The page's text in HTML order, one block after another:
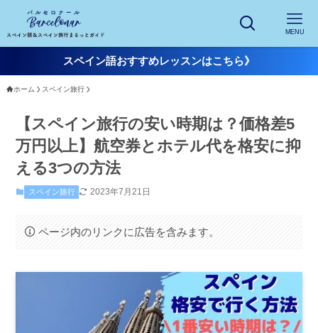
MENU
スペイン語おすすめレッスンはこちら》
ホーム スペイン旅行
【スペイン旅行の安い時期は？価格差5
万円以上】航空券とホテル代を格安に抑
える3つの方法
スペイン旅行 2023年7月21日
ページ内のリンクに広告を含みます。